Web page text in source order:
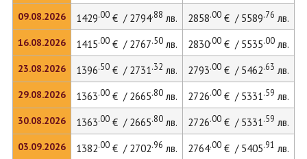
09.08.2026
16.08.2026
23.08.2026
29.08.2026
30.08.2026
03.09.2026
1429.00€ / 2794.88 лв. 2858.00€ / 5589.76 лв.
1415.00€ / 2767.50лв. 2830.00€ / 5535.00лв.
1396.50€ / 2731.32 лв. 2793.00€ / 5462.63 лв.
1363.00€ / 2665.80лв. 2726.00€ / 5331.59 лв.
1363.00€ / 2665.80лв. 2726.00€ / 5331.59 лв.
1382.00€ / 2702.96 лв. 2764.00€ / 5405.91 лв.